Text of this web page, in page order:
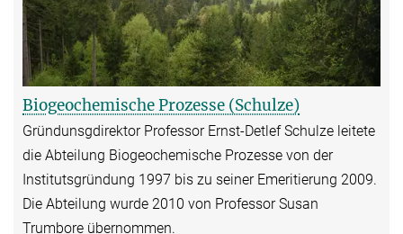
Biogeochemische Prozesse (Schulze)
Gründunsgdirektor Professor Ernst-Detlef Schulze leitete
die Abteilung Biogeochemische Prozesse von der
Institutsgründung 1997 bis zu seiner Emeritierung 2009.
Die Abteilung wurde 2010 von Professor Susan
Trumbore übernommen.